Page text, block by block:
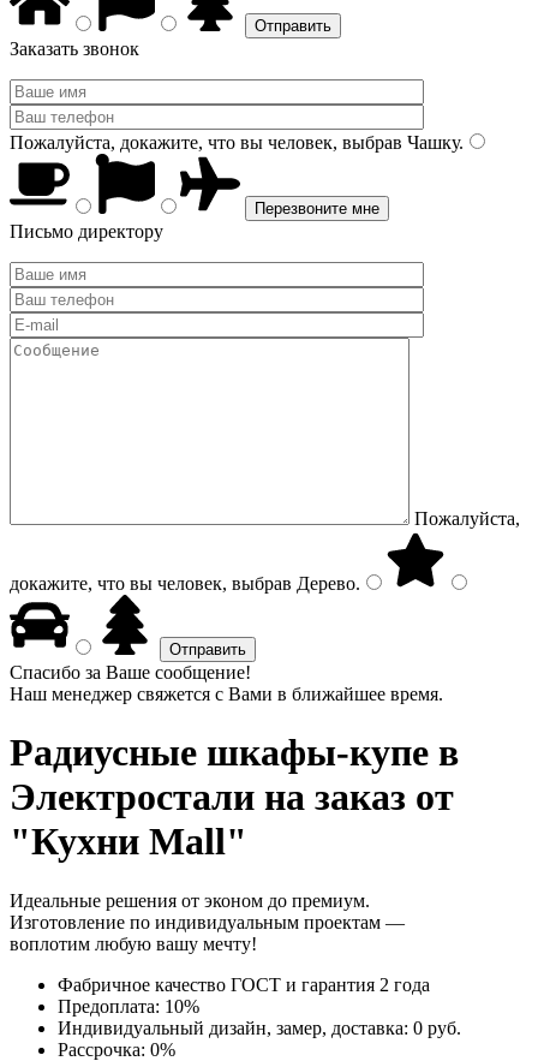
Заказать звонок
Пожалуйста, докажите, что вы человек, выбрав Чашку.
Письмо директору
Пожалуйста,
докажите, что вы человек, выбрав Дерево.
Спасибо за Ваше сообщение!
Наш менеджер свяжется с Вами в ближайшее время.
Радиусные шкафы-купе в
Электростали на заказ от
"Кухни Mall"
Идеальные решения от эконом до премиум.
Изготовление по индивидуальным проектам —
воплотим любую вашу мечту!
Фабричное качество ГОСТ и гарантия 2 года
Предоплата: 10%
Индивидуальный дизайн, замер, доставка: 0 руб.
Рассрочка: 0%